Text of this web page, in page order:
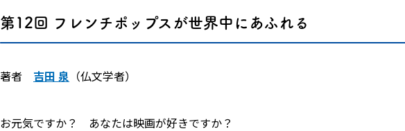
第12回 フレンチポップスが世界中にあふれる
著者 吉田 泉 （仏文学者）
お元気ですか？ あなたは映画が好きですか？